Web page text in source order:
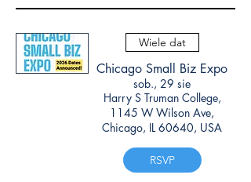
Wiele dat
Chicago Small Biz Expo
sob., 29 sie
Harry S Truman College,
1145 W Wilson Ave,
Chicago, IL 60640, USA
RSVP